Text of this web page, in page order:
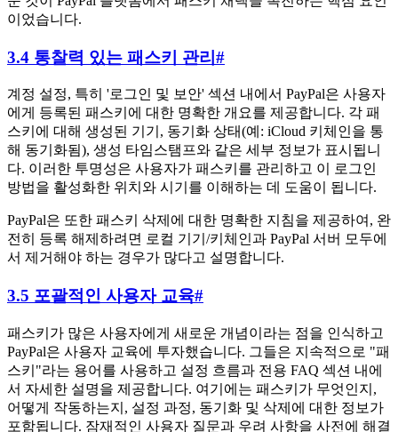
이었습니다.
3.4 통찰력 있는 패스키 관리 #
계정 설정, 특히 '로그인 및 보안' 섹션 내에서 PayPal은 사용자
에게 등록된 패스키에 대한 명확한 개요를 제공합니다. 각 패
스키에 대해 생성된 기기, 동기화 상태(예: iCloud 키체인을 통
해 동기화됨), 생성 타임스탬프와 같은 세부 정보가 표시됩니
다. 이러한 투명성은 사용자가 패스키를 관리하고 이 로그인
방법을 활성화한 위치와 시기를 이해하는 데 도움이 됩니다.
PayPal은 또한 패스키 삭제에 대한 명확한 지침을 제공하여, 완
전히 등록 해제하려면 로컬 기기/키체인과 PayPal 서버 모두에
서 제거해야 하는 경우가 많다고 설명합니다.
3.5 포괄적인 사용자 교육#
패스키가 많은 사용자에게 새로운 개념이라는 점을 인식하고
PayPal은 사용자 교육에 투자했습니다. 그들은 지속적으로 "패
스키"라는 용어를 사용하고 설정 흐름과 전용 FAQ 섹션 내에
서 자세한 설명을 제공합니다. 여기에는 패스키가 무엇인지,
어떻게 작동하는지, 설정 과정, 동기화 및 삭제에 대한 정보가
포함됩니다. 잠재적인 사용자 질문과 우려 사항을 사전에 해결